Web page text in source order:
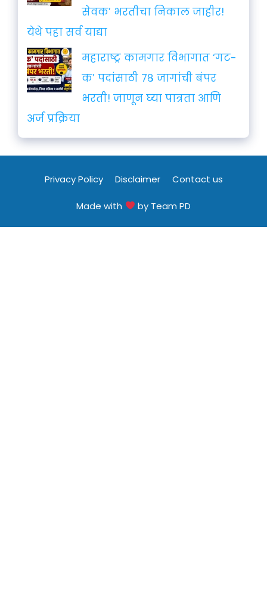
सेवक’ भरतीचा निकाल जाहीर!
येथे पहा सर्व याद्या
महाराष्ट्र कामगार विभागात ‘गट-
क’ पदांसाठी ७८ जागांची बंपर
भरती! जाणून घ्या पात्रता आणि
अर्ज प्रक्रिया
Privacy Policy Disclaimer Contact us
Made with by Team PD